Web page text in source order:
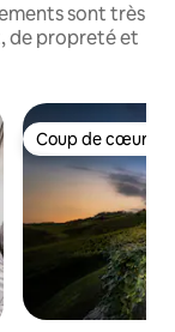
sont très
de propreté et
Coup de cœur
Coup de cœur